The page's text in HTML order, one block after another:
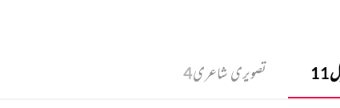
۔ یہاں پھول اور کانٹے مختلف انسانی کرداروں کی استعاراتی تعبیر ہیں ۔
11 تصویری شاعری4